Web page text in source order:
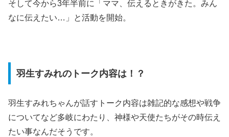
そして今から3年半前に「ママ、伝えるときがきた。みん
なに伝えたい…」と活動を開始。
羽生すみれのトーク内容は！？
羽生すみれちゃんが話すトーク内容は雑記的な感想や戦争
についてなど多岐にわたり、神様や天使たちがその時伝え
たい事なんだそうです。